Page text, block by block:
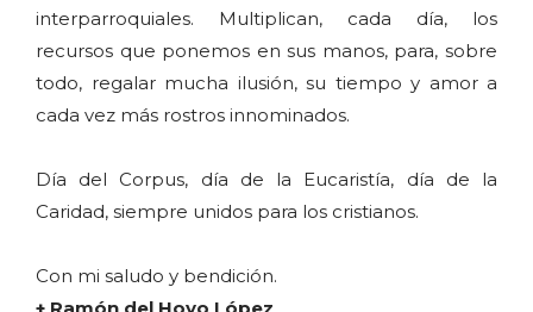
interparroquiales. Multiplican, cada día, los
recursos que ponemos en sus manos, para, sobre
todo, regalar mucha ilusión, su tiempo y amor a
cada vez más rostros innominados.
Día del Corpus, día de la Eucaristía, día de la
Caridad, siempre unidos para los cristianos.
Con mi saludo y bendición.